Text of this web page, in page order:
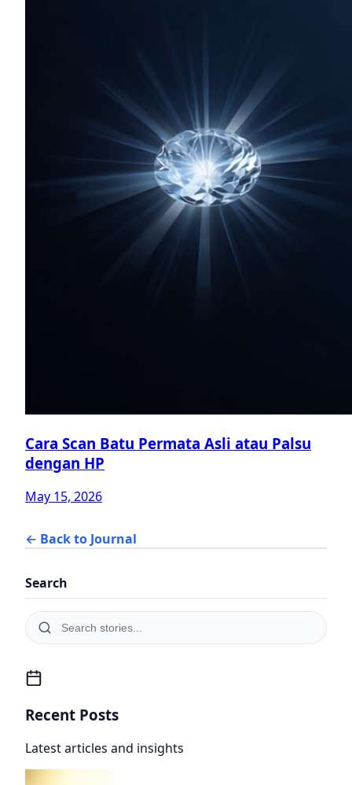
Cara Scan Batu Permata Asli atau Palsu
dengan HP
May 15, 2026
← Back to Journal
Search
Recent Posts
Latest articles and insights